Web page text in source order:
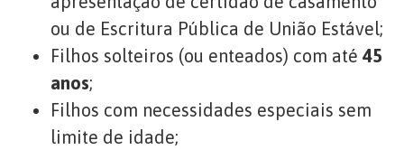
ou de Escritura Pública de União Estável;
Filhos solteiros (ou enteados) com até 45
anos;
Filhos com necessidades especiais sem
limite de idade;